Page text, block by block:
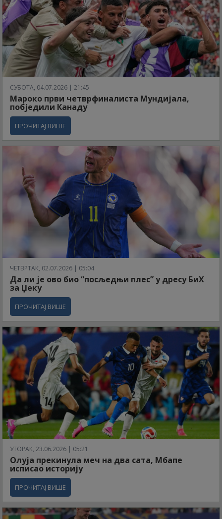
СУБОТА, 04.07.2026 | 21:45
Мароко први четврфиналиста Мундијала,
побједили Канаду
ПРОЧИТАЈ ВИШЕ
ЧЕТВРТАК, 02.07.2026 | 05:04
Да ли је ово био “посљедњи плес” у дресу БиХ
за Џеку
ПРОЧИТАЈ ВИШЕ
УТОРАК, 23.06.2026 | 05:21
Олуја прекинула меч на два сата, Мбапе
исписао историју
ПРОЧИТАЈ ВИШЕ